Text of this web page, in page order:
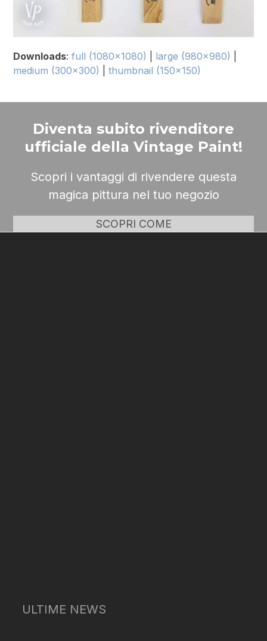
Downloads:full (1080x1080) large (980x980)
medium (300x300)
|thumbnail (150x150)
Diventa subito rivenditore
ufficiale della Vintage Paint!
Scopri i vantaggi di rivendere questa
magica pittura nel tuo negozio
SCOPRI COME
ULTIME NEWS